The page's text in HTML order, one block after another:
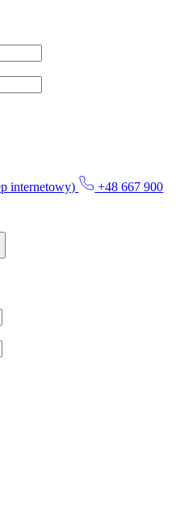
internetowy)
+48 667 900